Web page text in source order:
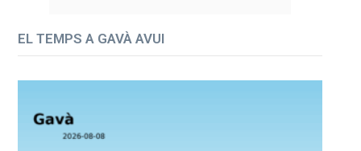
EL TEMPS A GAVÀ AVUI